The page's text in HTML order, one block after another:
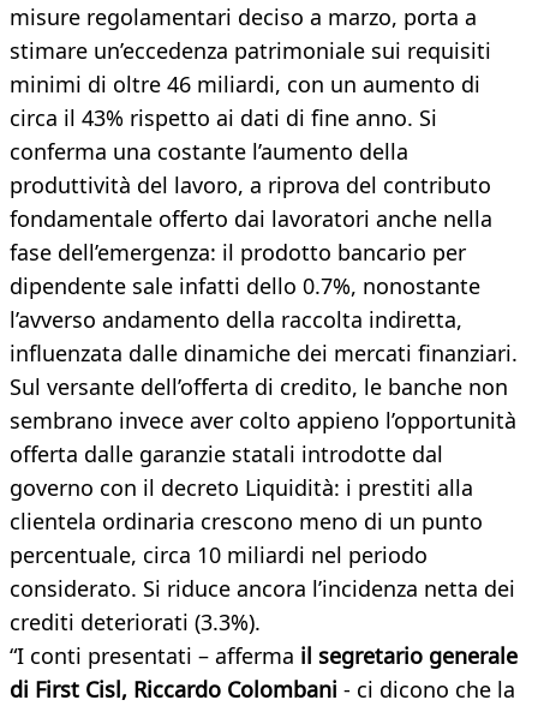
misure regolamentari deciso a marzo, porta a
stimare un’eccedenza patrimoniale sui requisiti
minimi di oltre 46 miliardi, con un aumento di
circa il 43% rispetto ai dati di fine anno. Si
conferma una costante l’aumento della
produttività del lavoro, a riprova del contributo
fondamentale offerto dai lavoratori anche nella
fase dell’emergenza: il prodotto bancario per
dipendente sale infatti dello 0.7%, nonostante
l’avverso andamento della raccolta indiretta,
influenzata dalle dinamiche dei mercati finanziari.
Sul versante dell’offerta di credito, le banche non
sembrano invece aver colto appieno l’opportunità
offerta dalle garanzie statali introdotte dal
governo con il decreto Liquidità: i prestiti alla
clientela ordinaria crescono meno di un punto
percentuale, circa 10 miliardi nel periodo
considerato. Si riduce ancora l’incidenza netta dei
crediti deteriorati (3.3%).
“I conti presentati ­– afferma il segretario generale
di First Cisl, Riccardo Colombani - ci dicono che la